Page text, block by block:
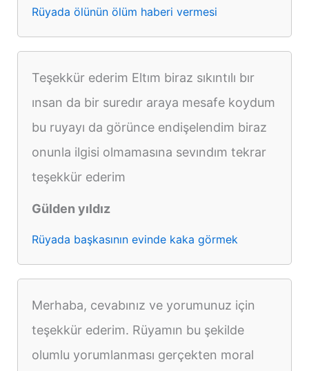
Rüyada ölünün ölüm haberi vermesi
Teşekkür ederim Eltım biraz sıkıntılı bır
ınsan da bir suredır araya mesafe koydum
bu ruyayı da görünce endişelendim biraz
onunla ilgisi olmamasına sevındım tekrar
teşekkür ederim
Gülden yıldız
Rüyada başkasının evinde kaka görmek
Merhaba, cevabınız ve yorumunuz için
teşekkür ederim. Rüyamın bu şekilde
olumlu yorumlanması gerçekten moral